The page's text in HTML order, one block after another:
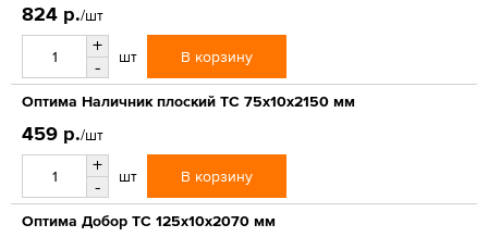
824 р./шт
+
-
шт В корзину
Оптима Наличник плоский ТС 75х10х2150 мм
459 р./шт
+
-
шт В корзину
Оптима Добор ТС 125х10х2070 мм